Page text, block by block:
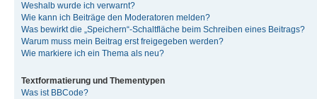
Weshalb wurde ich verwarnt?
Wie kann ich Beiträge den Moderatoren melden?
Was bewirkt die „Speichern“-Schaltfläche beim Schreiben eines Beitrags?
Warum muss mein Beitrag erst freigegeben werden?
Wie markiere ich ein Thema als neu?
Textformatierung und Thementypen
Was ist BBCode?